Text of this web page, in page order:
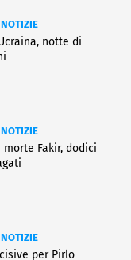
notte di
morte Fakir, dodici
per Pirlo